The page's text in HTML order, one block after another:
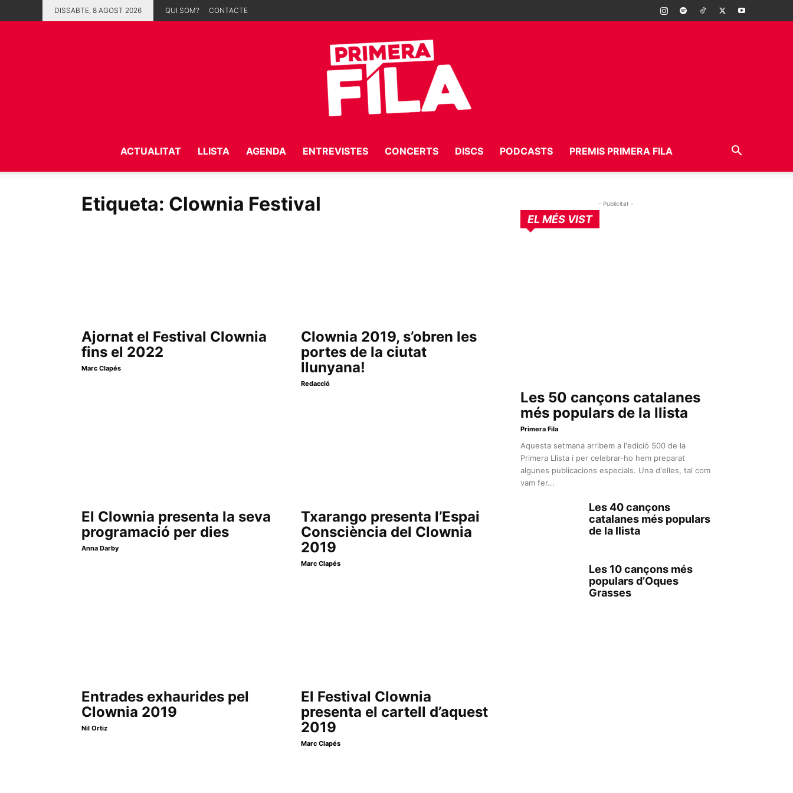
DISSABTE, 8 AGOST 2026 QUI SOM? CONTACTE
ACTUALITAT LLISTA AGENDA ENTREVISTES CONCERTS DISCS PODCASTS PREMIS PRIMERA FILA
Etiqueta: Clownia Festival
Ajornat el Festival Clownia
fins el 2022
Marc Clapés
Clownia 2019, s’obren les
portes de la ciutat
llunyana!
Redacció
El Clownia presenta la seva
programació per dies
Anna Darby
Txarango presenta l’Espai
Consciència del Clownia
2019
Marc Clapés
Entrades exhaurides pel
Clownia 2019
Nil Ortiz
El Festival Clownia
presenta el cartell d’aquest
2019
Marc Clapés
- Publicitat -
EL MÉS VIST
Les 50 cançons catalanes
més populars de la llista
Primera Fila
Aquesta setmana arribem a l'edició 500 de la
Primera Llista i per celebrar-ho hem preparat
algunes publicacions especials. Una d'elles, tal com
vam fer...
Les 40 cançons
catalanes més populars
de la llista
Les 10 cançons més
populars d’Oques
Grasses